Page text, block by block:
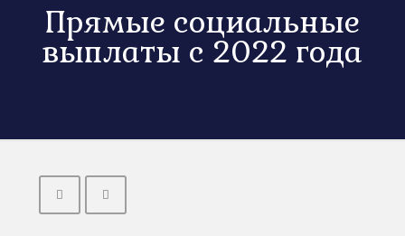
Прямые социальные
выплаты с 2022 года